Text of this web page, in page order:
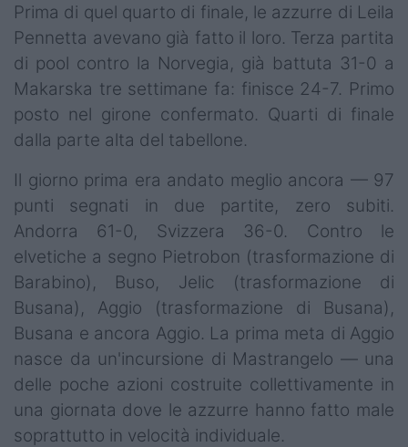
Prima di quel quarto di finale, le azzurre di Leila
Pennetta avevano già fatto il loro. Terza partita
di pool contro la Norvegia, già battuta 31-0 a
Makarska tre settimane fa: finisce 24-7. Primo
posto nel girone confermato. Quarti di finale
dalla parte alta del tabellone.
Il giorno prima era andato meglio ancora — 97
punti segnati in due partite, zero subiti.
Andorra 61-0, Svizzera 36-0. Contro le
elvetiche a segno Pietrobon (trasformazione di
Barabino), Buso, Jelic (trasformazione di
Busana), Aggio (trasformazione di Busana),
Busana e ancora Aggio. La prima meta di Aggio
nasce da un'incursione di Mastrangelo — una
delle poche azioni costruite collettivamente in
una giornata dove le azzurre hanno fatto male
soprattutto in velocità individuale.